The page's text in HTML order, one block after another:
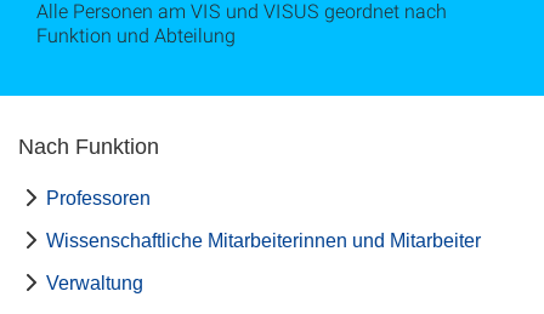
Alle Personen am VIS und VISUS geordnet nach
Funktion und Abteilung
Nach Funktion
Professoren
Wissenschaftliche Mitarbeiterinnen und Mitarbeiter
Verwaltung